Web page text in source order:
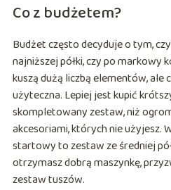
Co z budżetem?
Budżet często decyduje o tym,
najniższej półki, czy po markowy
kuszą dużą liczbą elementów, ale
użyteczna. Lepiej jest kupić
skompletowany zestaw, niż
akcesoriami, których nie użyjesz.
startowy to zestaw ze średniej
otrzymasz dobrą maszynkę,
zestaw tuszów.